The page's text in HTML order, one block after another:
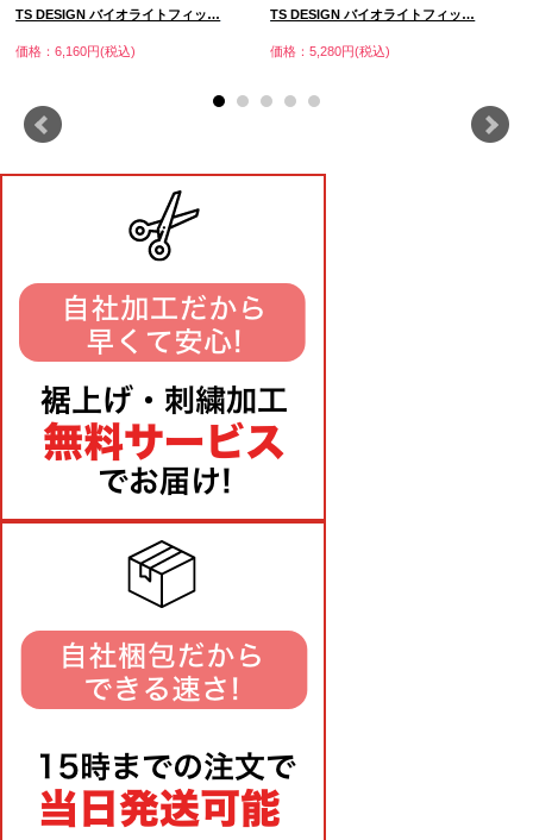
TS DESIGN バイオライトフィッ…
価格：6,160円(税込)
TS DESIGN バイオライトフィッ…
価格：5,280円(税込)